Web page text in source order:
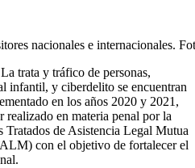
nacionales e internacionales.
La trata y tráfico de personas,
infantil, y ciberdelito se encuentran
en los años 2020 y 2021,
realizado en materia penal por la
de Asistencia Legal Mutua
con el objetivo de fortalecer el